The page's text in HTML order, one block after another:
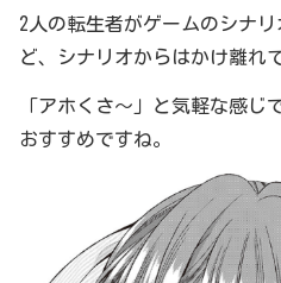
2人の転生者がゲームのシナ
ど、シナリオからはかけ離れ
「アホくさ〜」と気軽な感じ
おすすめですね。